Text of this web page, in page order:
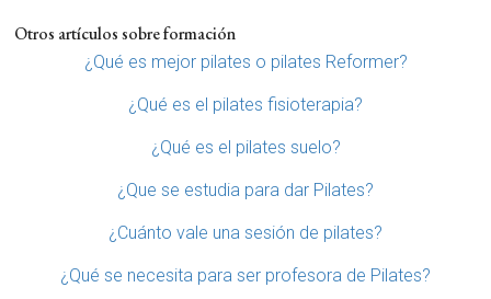
Otros artículos sobre formación
¿Qué es mejor pilates o pilates Reformer?
¿Qué es el pilates fisioterapia?
¿Qué es el pilates suelo?
¿Que se estudia para dar Pilates?
¿Cuánto vale una sesión de pilates?
¿Qué se necesita para ser profesora de Pilates?